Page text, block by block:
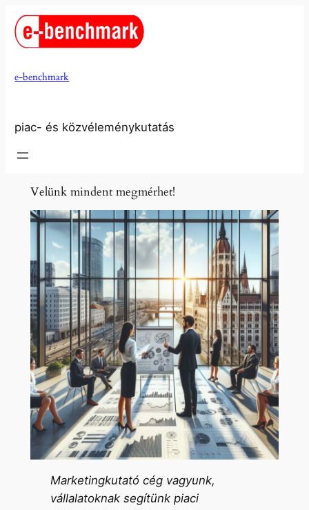
Ugrás
tartalomhoz
e-benchmark
piac- és közvéleménykutatás
Velünk mindent megmérhet!
Marketingkutató cég vagyunk,
vállalatoknak segítünk piaci